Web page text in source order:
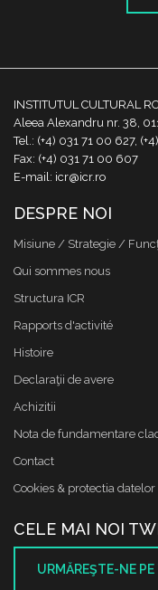
INSTITUTUL CULTURAL
Aleea Alexandru nr. 38,
Tel.: (+4) 031 71 00 627,
Fax: (+4) 031 71 00 607
E-mail: icr@icr.ro
DESPRE NOI
Misiune / Strategie /
Qui sommes nous
Structura ICR
Rapports d'activité
Histoire
Declaraţii de avere
Achizitii
Nota de fundamentare
Contact
Cookies & protectia datelor
CELE MAI NOI
URMĂREŞTE-NE